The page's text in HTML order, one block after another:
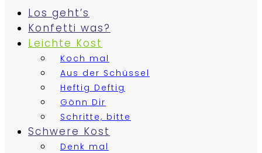
Los geht’s
Konfetti was?
Leichte Kost
Koch mal
Aus der Schüssel
Heftig Deftig
Gönn Dir
Schritte, bitte
Schwere Kost
Denk mal